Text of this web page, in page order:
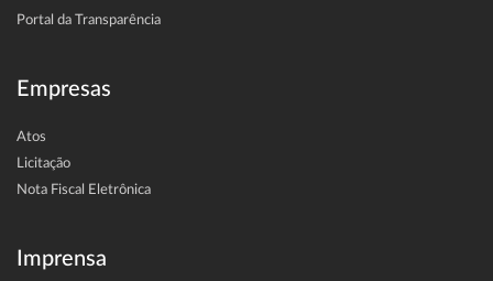
Portal da Transparência
Empresas
Atos
Licitação
Nota Fiscal Eletrônica
Imprensa